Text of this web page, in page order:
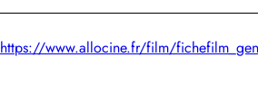
https://www.allocine.fr/film/